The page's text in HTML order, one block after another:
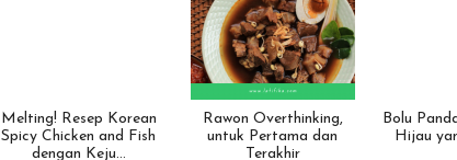
Melting! Resep Korean
Spicy Chicken and Fish
dengan Keju…
Rawon Overthinking,
untuk Pertama dan
Terakhir
Bolu
Hijau